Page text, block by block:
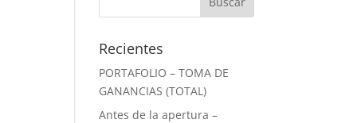
Recientes
PORTAFOLIO – TOMA DE
GANANCIAS (TOTAL)
Antes de la apertura –